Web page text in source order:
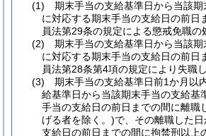
(1)
期末手当の支給基準日から当該
に対応する期末手当の支給日の前日
員法第29条の規定による懲戒免職の
(2)
期末手当の支給基準日から当該
に対応する期末手当の支給日の前日
員法第28条第4項の規定により失職
(3)
期末手当の支給基準日前1か月以
給基準日から当該期末手当の支給基
手当の支給日の前日までの間に離職
げる者を除く。)で、その離職した
支給日の前日までの間に拘禁刑以上